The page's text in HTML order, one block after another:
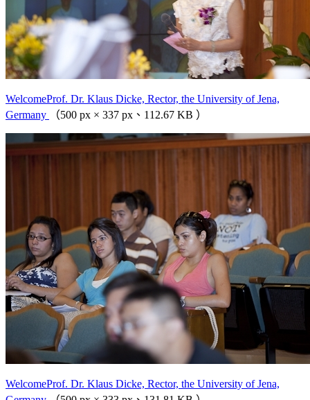
WelcomeProf. Dr. Klaus Dicke, Rector, the University of Jena,
Germany
（500 px × 337 px、112.67 KB ）
WelcomeProf. Dr. Klaus Dicke, Rector, the University of Jena,